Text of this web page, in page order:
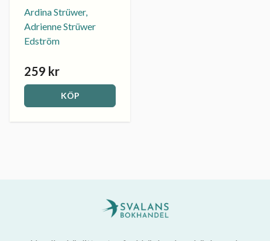
Ardina Strüwer,
Adrienne Strüwer
Edström
259 kr
KÖP